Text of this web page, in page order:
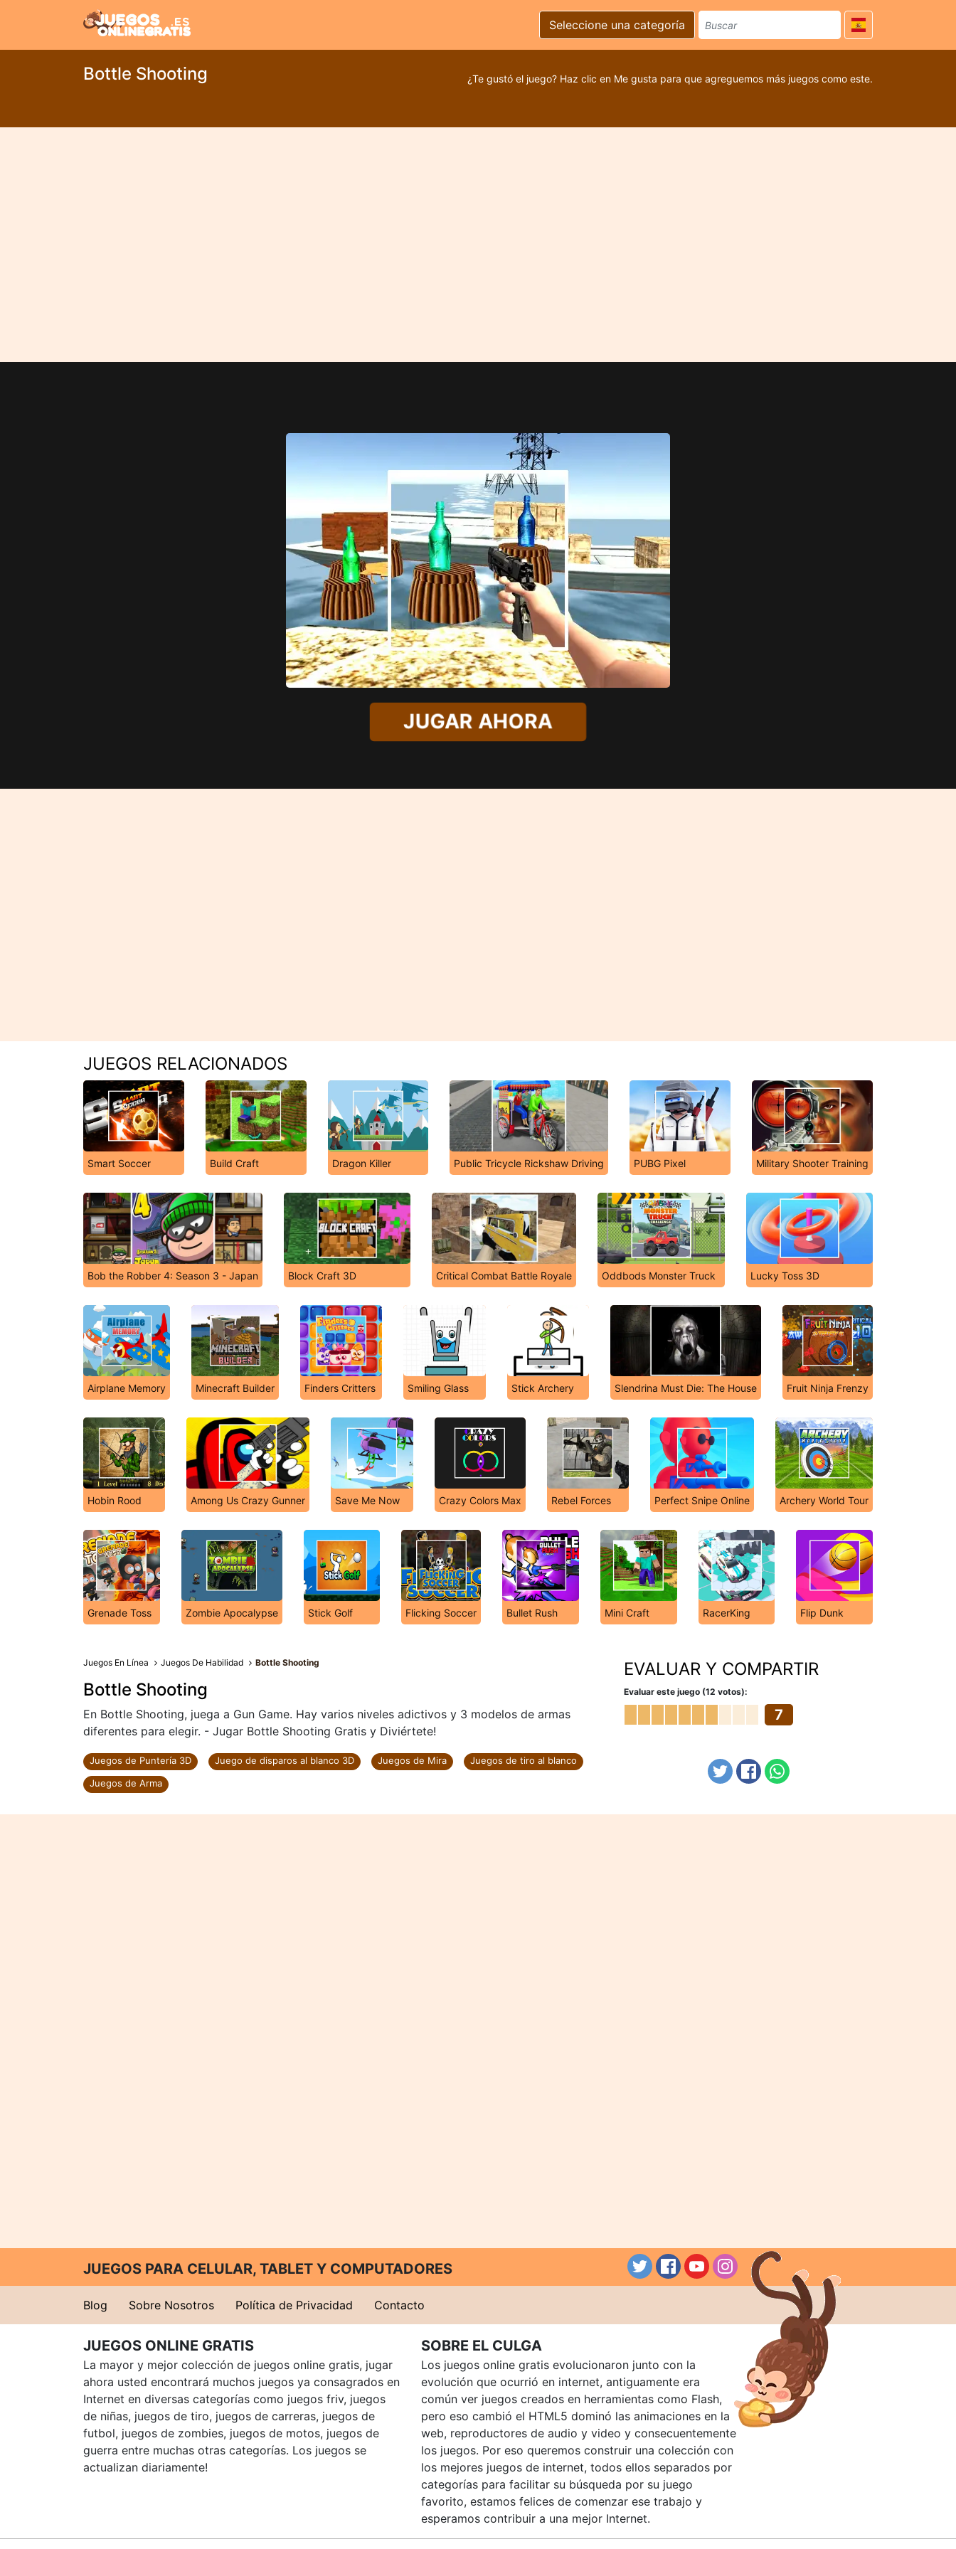
Seleccione una categoría
Bottle Shooting ¿Te gustó el juego? Haz clic en Me gusta para que agreguemos más juegos como este.
JUGAR AHORA
JUEGOS RELACIONADOS
Smart Soccer Build Craft Dragon Killer Public Tricycle Rickshaw Driving PUBG Pixel Military Shooter Training
Bob the Robber 4: Season 3 - Japan Block Craft 3D Critical Combat Battle Royale Oddbods Monster Truck Lucky Toss 3D
Airplane Memory Minecraft Builder Finders Critters Smiling Glass Stick Archery Slendrina Must Die: The House Fruit Ninja Frenzy
Hobin Rood Among Us Crazy Gunner Save Me Now Crazy Colors Max Rebel Forces Perfect Snipe Online Archery World Tour
Grenade Toss Zombie Apocalypse Stick Golf Flicking Soccer Bullet Rush Mini Craft RacerKing Flip Dunk
Juegos En Línea Juegos De Habilidad Bottle Shooting
Bottle Shooting
En Bottle Shooting, juega a Gun Game. Hay varios niveles adictivos y 3 modelos de armas
diferentes para elegir. - Jugar Bottle Shooting Gratis y Diviértete!
Juegos de Puntería 3D Juego de disparos al blanco 3D Juegos de Mira
Juegos de tiro al blanco
Juegos de Arma
EVALUAR Y COMPARTIR
Evaluar este juego (12 votos):
7
JUEGOS PARA CELULAR, TABLET Y COMPUTADORES
Blog Sobre Nosotros Política de Privacidad Contacto
JUEGOS ONLINE GRATIS
La mayor y mejor colección de juegos online gratis, jugar
ahora usted encontrará muchos juegos ya consagrados en
Internet en diversas categorías como juegos friv, juegos
de niñas, juegos de tiro, juegos de carreras, juegos de
futbol, juegos de zombies, juegos de motos, juegos de
guerra entre muchas otras categorías. Los juegos se
actualizan diariamente!
SOBRE EL CULGA
Los juegos online gratis evolucionaron junto con la
evolución que ocurrió en internet, antiguamente era
común ver juegos creados en herramientas como Flash,
pero eso cambió el HTML5 dominó las animaciones en la
web, reproductores de audio y video y consecuentemente
los juegos. Por eso queremos construir una colección con
los mejores juegos de internet, todos ellos separados por
categorías para facilitar su búsqueda por su juego
favorito, estamos felices de comenzar ese trabajo y
esperamos contribuir a una mejor Internet.